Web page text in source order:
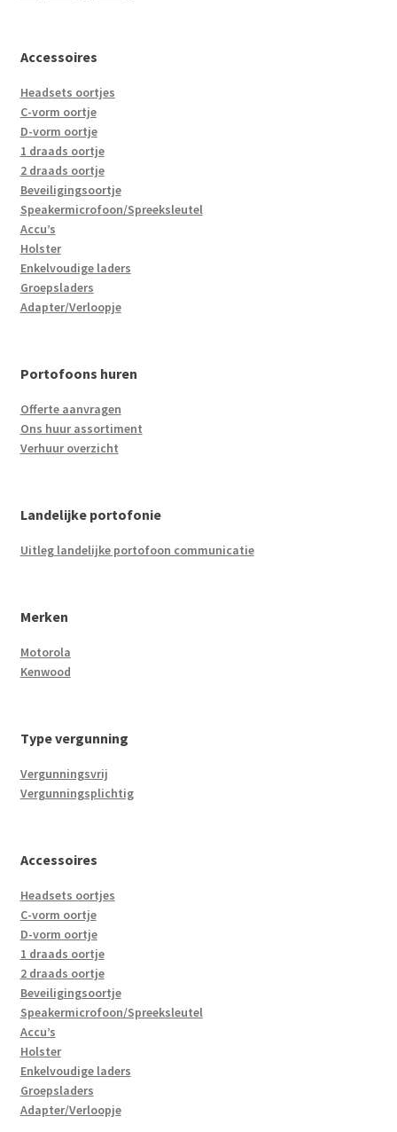
Accessoires
Headsets oortjes
C-vorm oortje
D-vorm oortje
1 draads oortje
2 draads oortje
Beveiligingsoortje
Speakermicrofoon/Spreeksleutel
Accu’s
Holster
Enkelvoudige laders
Groepsladers
Adapter/Verloopje
Portofoons huren
Offerte aanvragen
Ons huur assortiment
Verhuur overzicht
Landelijke portofonie
Uitleg landelijke portofoon communicatie
Merken
Motorola
Kenwood
Type vergunning
Vergunningsvrij
Vergunningsplichtig
Accessoires
Headsets oortjes
C-vorm oortje
D-vorm oortje
1 draads oortje
2 draads oortje
Beveiligingsoortje
Speakermicrofoon/Spreeksleutel
Accu’s
Holster
Enkelvoudige laders
Groepsladers
Adapter/Verloopje